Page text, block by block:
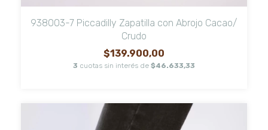
938003-7 Piccadilly Zapatilla con Abrojo Cacao/
Crudo
$139.900,00
3 cuotas sin interés de $46.633,33